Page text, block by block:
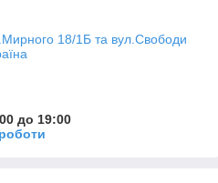
18/1Б та вул.Свободи
до 19:00